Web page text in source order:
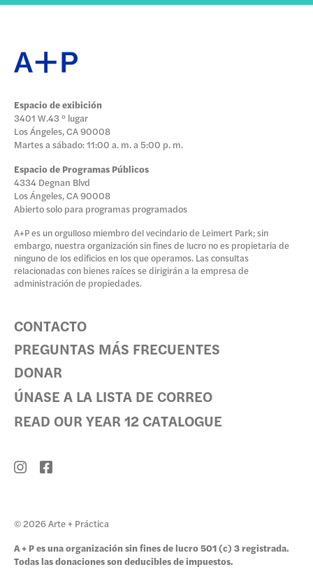
Espacio de exibición
3401 W.43 ° lugar
Los Ángeles, CA 90008
Martes a sábado: 11:00 a. m. a 5:00 p. m.
Espacio de Programas Públicos
4334 Degnan Blvd
Los Ángeles, CA 90008
Abierto solo para programas programados
A+P es un orgulloso miembro del vecindario de Leimert Park; sin
embargo, nuestra organización sin fines de lucro no es propietaria de
ninguno de los edificios en los que operamos. Las consultas
relacionadas con bienes raíces se dirigirán a la empresa de
administración de propiedades.
CONTACTO
PREGUNTAS MÁS FRECUENTES
DONAR
ÚNASE A LA LISTA DE CORREO
READ OUR YEAR 12 CATALOGUE
© 2026 Arte + Práctica
A + P es una organización sin fines de lucro 501 (c) 3 registrada.
Todas las donaciones son deducibles de impuestos.